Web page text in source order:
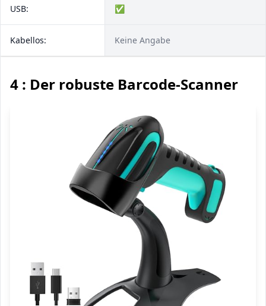
USB: ✅
Kabellos: Keine Angabe
4 : Der robuste Barcode-Scanner